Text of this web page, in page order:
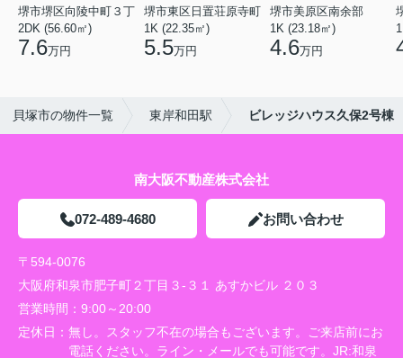
堺市堺区向陵中町３丁
2DK (56.60㎡)
7.6万円
堺市東区日置荘原寺町
1K (22.35㎡)
5.5万円
堺市美原区南余部
1K (23.18㎡)
4.6万円
貝塚市の物件一覧 東岸和田駅 ビレッジハウス久保2号棟
南大阪不動産株式会社
072-489-4680 お問い合わせ
〒594-0076
大阪府和泉市肥子町２丁目３-３１ あすかビル ２０３
営業時間： 9:00～20:00
定休日： 無し。スタッフ不在の場合もございます。ご来店前にお
電話ください。ライン・メールでも可能です。JR:和泉